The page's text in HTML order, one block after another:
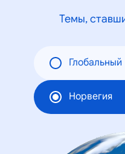
Темы,
Глобальный
Норвегия